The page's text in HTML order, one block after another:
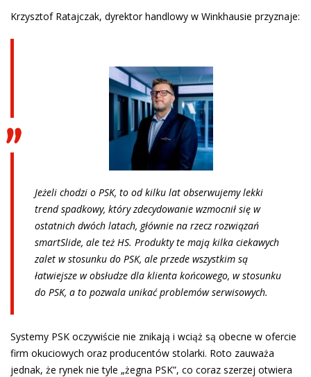
Krzysztof Ratajczak, dyrektor handlowy w Winkhausie przyznaje:
Jeżeli chodzi o PSK, to od kilku lat obserwujemy lekki
trend spadkowy, który zdecydowanie wzmocnił się w
ostatnich dwóch latach, głównie na rzecz rozwiązań
smartSlide, ale też HS. Produkty te mają kilka ciekawych
zalet w stosunku do PSK, ale przede wszystkim są
łatwiejsze w obsłudze dla klienta końcowego, w stosunku
do PSK, a to pozwala unikać problemów serwisowych.
Systemy PSK oczywiście nie znikają i wciąż są obecne w ofercie
firm okuciowych oraz producentów stolarki. Roto zauważa
jednak, że rynek nie tyle „żegna PSK”, co coraz szerzej otwiera